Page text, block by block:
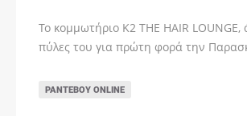
Το κομμωτήριο K2 THE HAIR LOUNGE,
πύλες του για πρώτη φορά την
ΡΑΝΤΕΒΟΎ ONLINE